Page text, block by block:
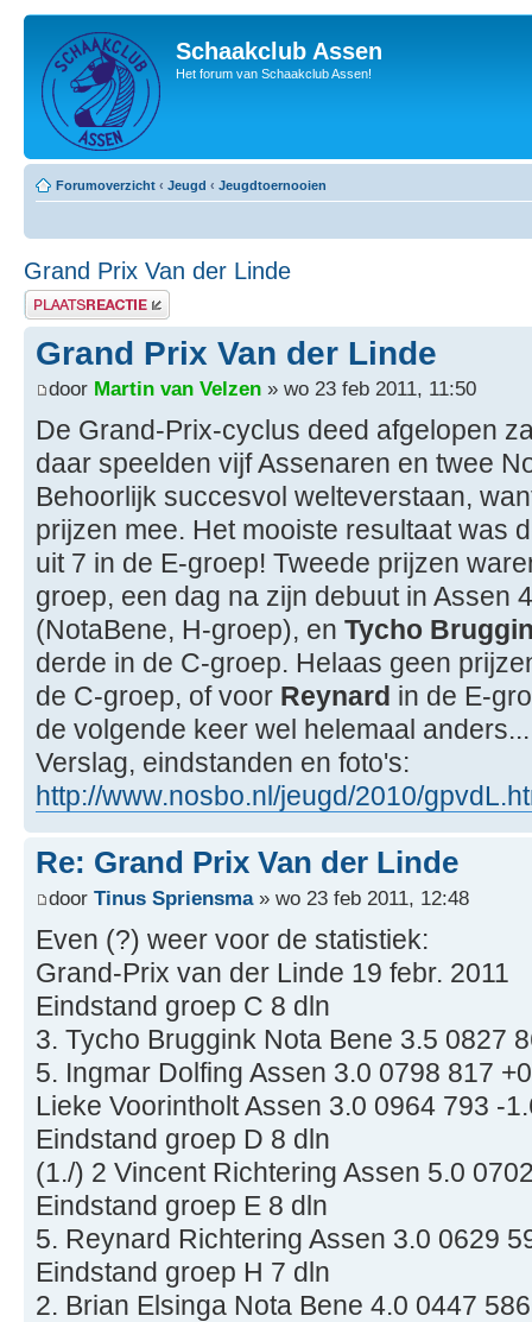
Schaakclub Assen
Het forum van Schaakclub Assen!
Forumoverzicht ‹ Jeugd ‹ Jeugdtoernooien
Grand Prix Van der Linde
Plaats een reactie
Grand Prix Van der Linde
door Martin van Velzen » wo 23 feb 2011, 11:50
De Grand-Prix-cyclus deed afgelopen
daar speelden vijf Assenaren en twee
Behoorlijk succesvol welteverstaan,
prijzen mee. Het mooiste resultaat was
uit 7 in de E-groep! Tweede prijzen
groep, een dag na zijn debuut in Assen
(NotaBene, H-groep), en Tycho
derde in de C-groep. Helaas geen
de C-groep, of voor Reynard in de E-
de volgende keer wel helemaal anders...
Verslag, eindstanden en foto's:
http://www.nosbo.nl/jeugd/2010/
Re: Grand Prix Van der Linde
door Tinus Spriensma» wo 23 feb 2011, 12:48
Even (?) weer voor de statistiek:
Grand-Prix van der Linde 19 febr. 2011
Eindstand groep C 8 dln
3. Tycho Bruggink Nota Bene 3.5 0827
5. Ingmar Dolfing Assen 3.0 0798 817
Lieke Voorintholt Assen 3.0 0964 793 -
Eindstand groep D 8 dln
(1./) 2 Vincent Richtering Assen 5.0
Eindstand groep E 8 dln
5. Reynard Richtering Assen 3.0 0629
Eindstand groep H 7 dln
2. Brian Elsinga Nota Bene 4.0 0447